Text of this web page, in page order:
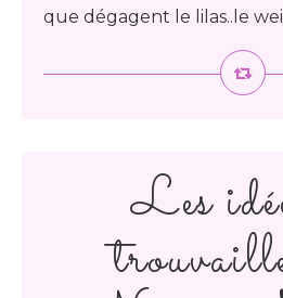
que dégagent le lilas..le
Les